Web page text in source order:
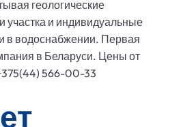
геологические
участка и индивидуальные
в водоснабжении. Первая
в Беларуси. Цены от
566-00-33